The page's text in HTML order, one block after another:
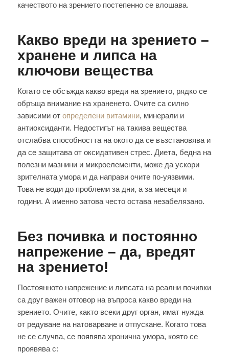
качеството на зрението постепенно се влошава.
Какво вреди на зрението –
хранене и липса на
ключови вещества
Когато се обсъжда какво вреди на зрението, рядко се
обръща внимание на храненето. Очите са силно
зависими от определени витамини, минерали и
антиоксиданти. Недостигът на такива вещества
отслабва способността на окото да се възстановява и
да се защитава от оксидативен стрес. Диета, бедна на
полезни мазнини и микроелементи, може да ускори
зрителната умора и да направи очите по-уязвими.
Това не води до проблеми за дни, а за месеци и
години. А именно затова често остава незабелязано.
Без почивка и постоянно
напрежение – да, вредят
на зрението!
Постоянното напрежение и липсата на реални почивки
са друг важен отговор на въпроса какво вреди на
зрението. Очите, както всеки друг орган, имат нужда
от редуване на натоварване и отпускане. Когато това
не се случва, се появява хронична умора, която се
проявява с: